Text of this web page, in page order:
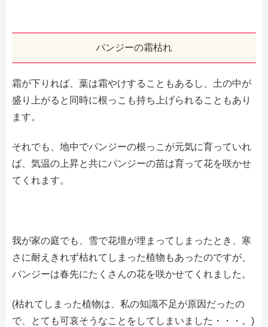
パンジーの霜枯れ
霜が下りれば、葉は霜やけすることもあるし、土の中が
盛り上がると同時に根っこも持ち上げられることもあり
ます。
それでも、地中でパンジーの根っこが元気に育っていれ
ば、気温の上昇と共にパンジーの苗は育って花を咲かせ
てくれます。
我が家の庭でも、雪で花壇が埋まってしまったとき、寒
さに耐えきれず枯れてしまった植物もあったのですが、
パンジーは春先にたくさんの花を咲かせてくれました。
(枯れてしまった植物は、私の知識不足が原因だったの
で、とても可哀そうなことをしてしまいました・・・。)